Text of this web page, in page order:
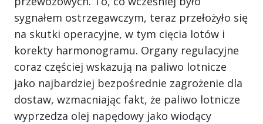
sygnałem ostrzegawczym, teraz przełożyło się
na skutki operacyjne, w tym cięcia lotów i
korekty harmonogramu. Organy regulacyjne
coraz częściej wskazują na paliwo lotnicze
jako najbardziej bezpośrednie zagrożenie dla
dostaw, wzmacniając fakt, że paliwo lotnicze
wyprzedza olej napędowy jako wiodący